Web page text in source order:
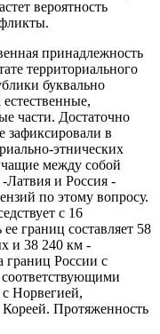
вероятность
принадлежность
территориального
буквально
части. Достаточно
зафиксировали в
этнических
между собой
Латвия и Россия -
по этому вопросу.
с 16
границ составляет 58
и 38 240 км -
границ России с
Норвегией,
Протяженность